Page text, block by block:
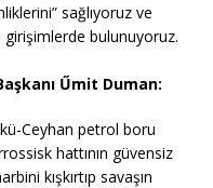
sağlıyoruz ve
bulunuyoruz.
Űmit Duman:
Ceyhan petrol boru
hattının güvensiz
kışkırtıp savaşın